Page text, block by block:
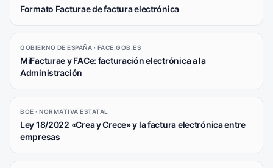
Formato Facturae de factura electrónica
GOBIERNO DE ESPAÑA · FACE.GOB.ES
MiFacturae y FACe: facturación electrónica a la
Administración
BOE · NORMATIVA ESTATAL
Ley 18/2022 «Crea y Crece» y la factura electrónica entre
empresas